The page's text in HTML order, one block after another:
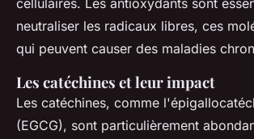
cellulaires. Les antioxydants sont
neutraliser les radicaux libres, ces
qui peuvent causer des maladies
Les catéchines et leur impact
Les catéchines, comme l'
(EGCG), sont particulièrement